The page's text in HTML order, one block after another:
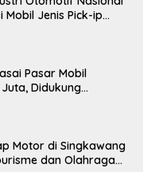
Mobil Jenis Pick-ip
Pasar Mobil
Didukung
Motor di Singkawang
dan Olahraga